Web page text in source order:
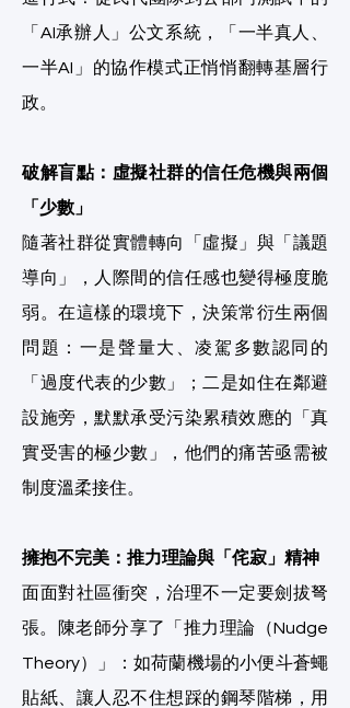
「AI承辦人」公文系統，「一半真人、
一半AI」的協作模式正悄悄翻轉基層行
政。
破解盲點：虛擬社群的信任危機與兩個
「少數」
隨著社群從實體轉向「虛擬」與「議題
導向」，人際間的信任感也變得極度脆
弱。在這樣的環境下，決策常衍生兩個
問題：一是聲量大、凌駕多數認同的
「過度代表的少數」；二是如住在鄰避
設施旁，默默承受污染累積效應的「真
實受害的極少數」，他們的痛苦亟需被
制度溫柔接住。
擁抱不完美：推力理論與「侘寂」精神
面面對社區衝突，治理不一定要劍拔弩
張。陳老師分享了「推力理論（Nudge
Theory）」：如荷蘭機場的小便斗蒼蠅
貼紙、讓人忍不住想踩的鋼琴階梯，用